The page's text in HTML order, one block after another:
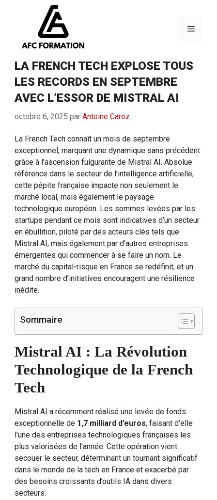
Menu
LA FRENCH TECH EXPLOSE TOUS
LES RECORDS EN SEPTEMBRE
AVEC L’ESSOR DE MISTRAL AI
octobre 6, 2025 par Antoine Caroz
La French Tech connaît un mois de septembre
exceptionnel, marquant une dynamique sans précédent
grâce à l’ascension fulgurante de Mistral AI. Absolue
référence dans le secteur de l’intelligence artificielle,
cette pépite française impacte non seulement le
marché local, mais également le paysage
technologique européen. Les sommes levées par les
startups pendant ce mois sont indicatives d’un secteur
en ébullition, piloté par des acteurs clés tels que
Mistral AI, mais également par d’autres entreprises
émergentes qui commencer à se faire un nom. Le
marché du capital-risque en France se redéfinit, et un
grand nombre d’initiatives encouragent une résilience
inédite.
Sommaire
Mistral AI : La Révolution
Technologique de la French
Tech
Mistral AI a récemment réalisé une levée de fonds
exceptionnelle de 1,7 milliard d’euros, faisant d’elle
l’une des entreprises technologiques françaises les
plus valorisées de l’année. Cette opération vient
secouer le secteur, déterminant un tournant significatif
dans le monde de la tech en France et exacerbé par
des besoins croissants d’outils IA dans divers
secteurs.